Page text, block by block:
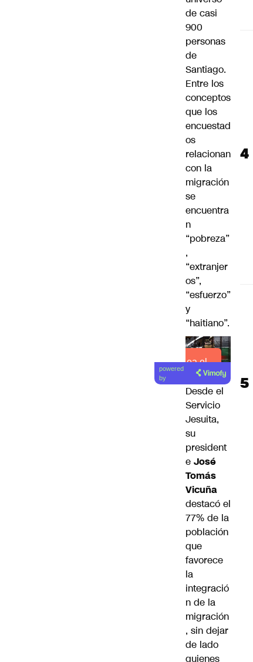
de casi
900
personas
de
Santiago.
Entre los
conceptos
que los
encuestad
os
relacionan
con la
migración
se
encuentra
n
“pobreza”
,
“extranjer
os”,
“esfuerzo”
y
“haitiano”.
Lea el
artículo
powered
by
Desde el
Servicio
Jesuita,
su
president
e José
Tomás
Vicuña
destacó el
77% de la
población
que
favorece
la
integració
n de la
migración
, sin dejar
de lado
quienes